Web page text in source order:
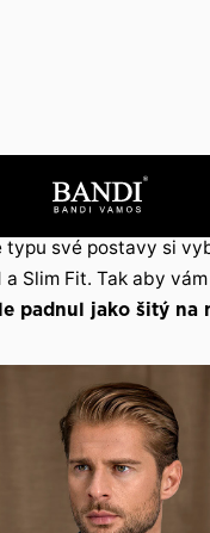
v konfekčních
kalhot a saka
typu své postavy si
Slim Fit. Tak aby vám
padnul jako šitý na